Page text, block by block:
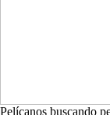
Pelícanos buscando